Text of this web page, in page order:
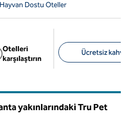
Dostu Oteller
Otelleri
karşılaştırın
Ücretsiz
yakınlarındaki Tru Pet